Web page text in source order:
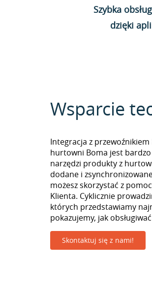
Szybka
dzięki
Wsparcie
Integracja z przewoźnikiem
hurtowni Boma jest
narzędzi produkty z
dodane i
możesz skorzystać z
Klienta. Cyklicznie
których przedstawiamy
pokazujemy, jak
Skontaktuj się z nami!